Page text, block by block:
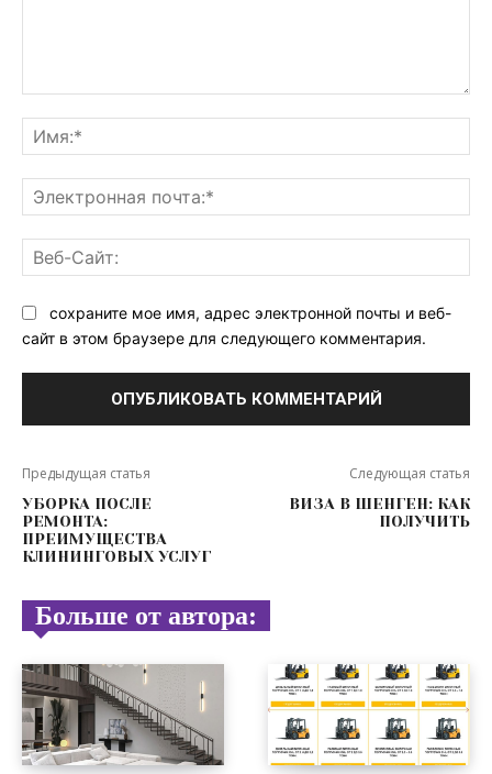
сохраните мое имя, адрес электронной почты и веб-
сайт в этом браузере для следующего комментария.
Предыдущая статья
УБОРКА ПОСЛЕ
РЕМОНТА:
ПРЕИМУЩЕСТВА
КЛИНИНГОВЫХ УСЛУГ
Следующая статья
ВИЗА В ШЕНГЕН: КАК
ПОЛУЧИТЬ
Больше от автора: